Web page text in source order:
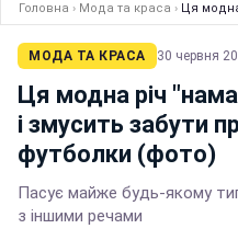
Головна › Мода та краса › Ця
МОДА ТА КРАСА 30 червня
Ця модна річ
і змусить забути
футболки (фото)
Пасує майже будь-якому
з іншими речами